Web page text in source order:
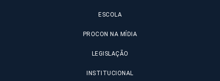
ESCOLA
PROCON NA MÍDIA
LEGISLAÇÃO
INSTITUCIONAL